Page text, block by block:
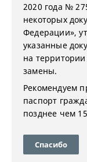
2020 года №
некоторых
Федерации»,
указанные
на
замены.
Рекомендуем
паспорт
позднее чем
Спасибо